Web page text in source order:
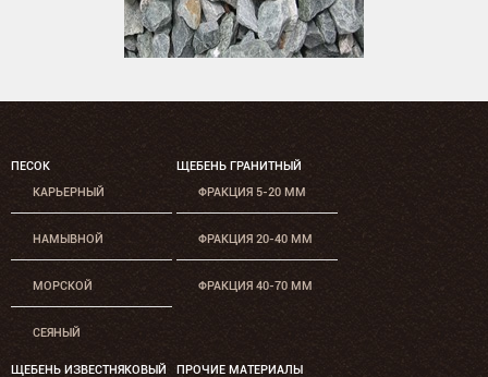
ПЕСОК
КАРЬЕРНЫЙ
НАМЫВНОЙ
МОРСКОЙ
СЕЯНЫЙ
ЩЕБЕНЬ ГРАНИТНЫЙ
ФРАКЦИЯ 5-20 ММ
ФРАКЦИЯ 20-40 ММ
ФРАКЦИЯ 40-70 ММ
ЩЕБЕНЬ ИЗВЕСТНЯКОВЫЙ ПРОЧИЕ МАТЕРИАЛЫ